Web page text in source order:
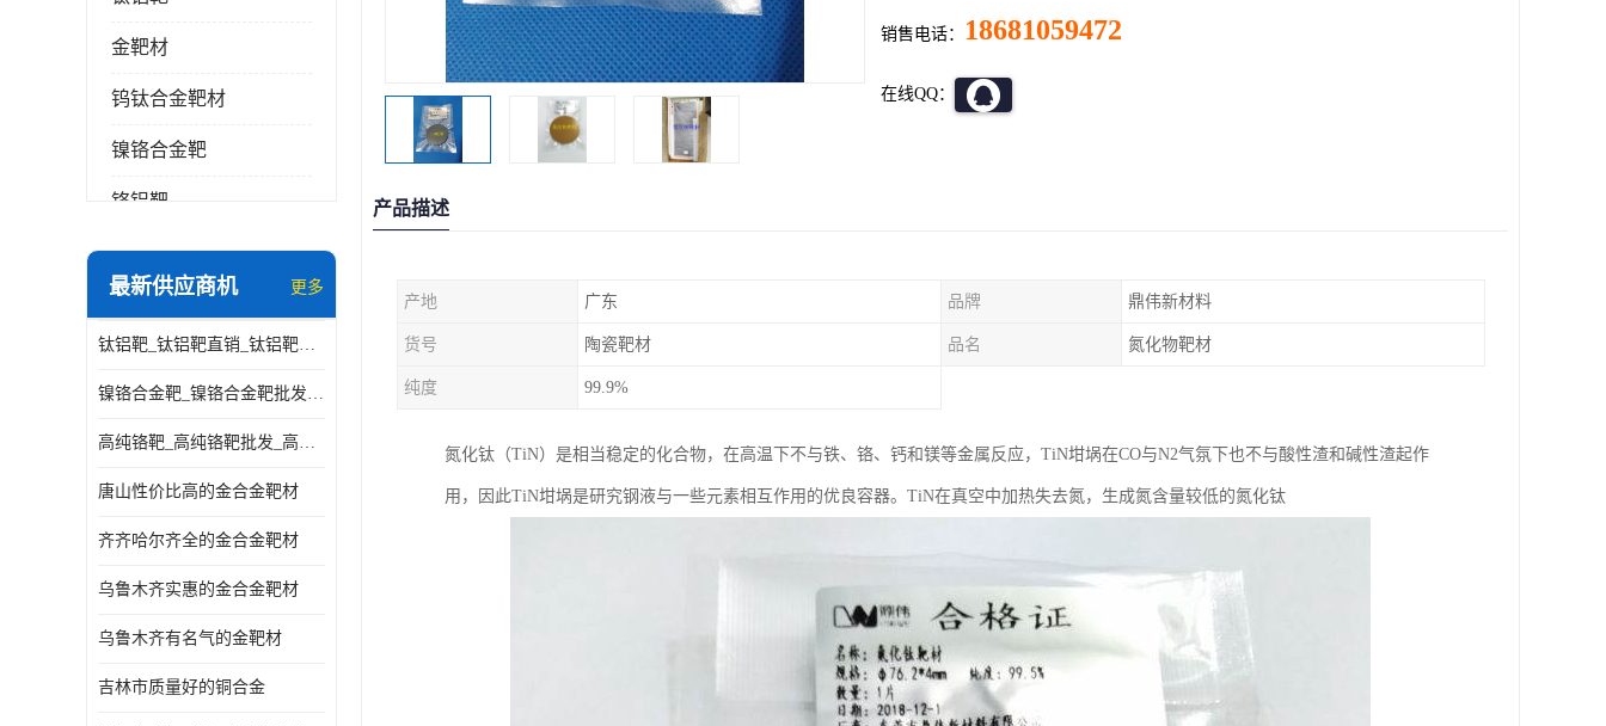
金靶材
钨钛合金靶材
镍铬合金靶
铬铝靶
三氧化铝靶材
铬靶材
镧靶材
最新供应商机 更多
钛铝靶_钛铝靶直销_钛铝靶供应商
镍铬合金靶_镍铬合金靶批发_镍铬合金靶供应商
高纯铬靶_高纯铬靶批发_高纯铬靶厂家
唐山性价比高的金合金靶材
齐齐哈尔齐全的金合金靶材
乌鲁木齐实惠的金合金靶材
乌鲁木齐有名气的金靶材
吉林市质量好的铜合金
销售电话： 18681059472
在线QQ：
产品描述
产地 广东 品牌 鼎伟新材料
货号 陶瓷靶材 品名 氮化物靶材
纯度 99.9%
氮化钛（TiN）是相当稳定的化合物，在高温下不与铁、铬、钙和镁等金属反应，TiN坩埚在CO与N2气氛下也不与酸性渣和碱性渣起作
用，因此TiN坩埚是研究钢液与一些元素相互作用的优良容器。TiN在真空中加热失去氮，生成氮含量较低的氮化钛